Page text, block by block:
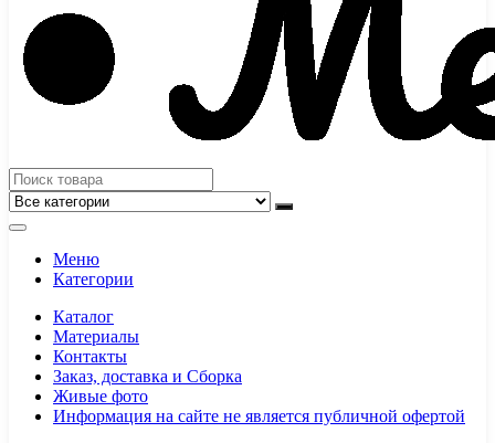
Меню
Категории
Каталог
Материалы
Контакты
Заказ, доставка и Сборка
Живые фото
Информация на сайте не является публичной офертой